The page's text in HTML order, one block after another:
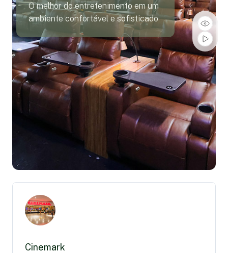
O melhor do entretenimento em um
ambiente confortável e sofisticado
Cinemark